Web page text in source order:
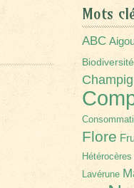
Mots
ABC
Biodiversité
Flore
Hétérocères
Lavérune